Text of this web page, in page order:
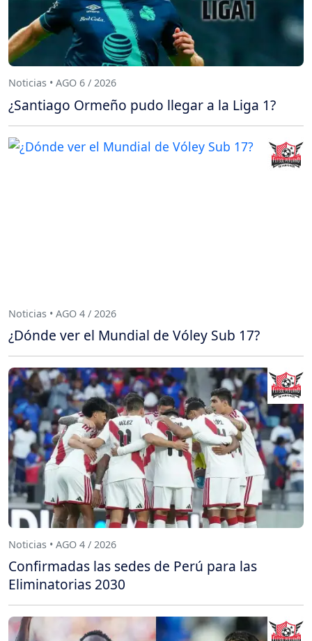
Noticias • AGO 6 / 2026
¿Santiago Ormeño pudo llegar a la Liga 1?
Noticias • AGO 4 / 2026
¿Dónde ver el Mundial de Vóley Sub 17?
Noticias • AGO 4 / 2026
Confirmadas las sedes de Perú para las
Eliminatorias 2030